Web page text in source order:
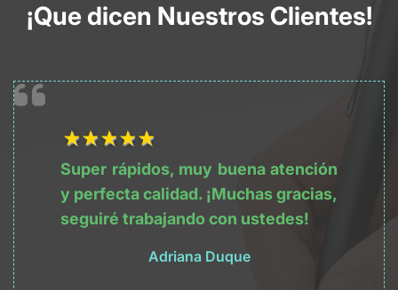
¡Que dicen Nuestros Clientes!
1Título
2Título
3Título
4Título
Super rápidos, muy buena atención
y perfecta calidad. ¡Muchas gracias,
seguiré trabajando con ustedes!
Adriana Duque